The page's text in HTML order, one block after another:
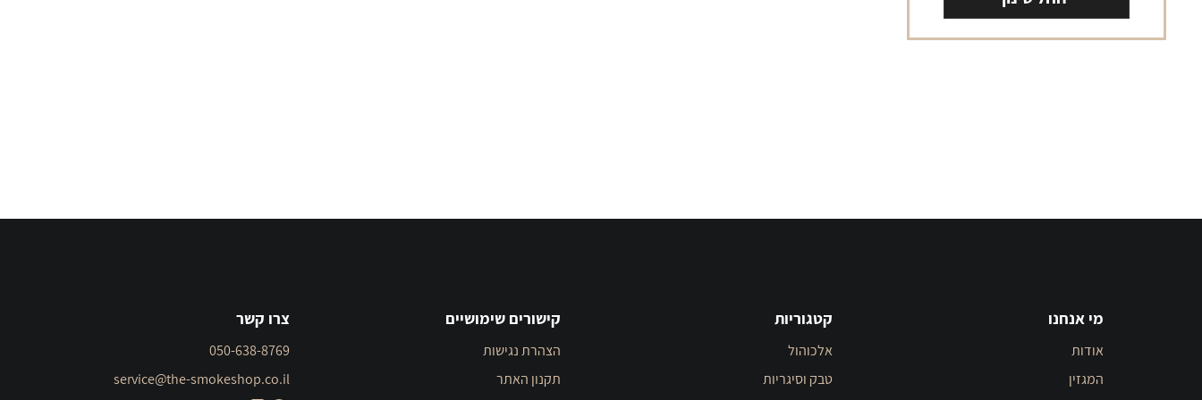
מי אנחנו
אודות
המגזין
קטגוריות
אלכוהול
טבק וסיגריות
קישורים שימושיים
הצהרת נגישות
תקנון האתר
צרו קשר
050-638-8769
service@the-smokeshop.co.il